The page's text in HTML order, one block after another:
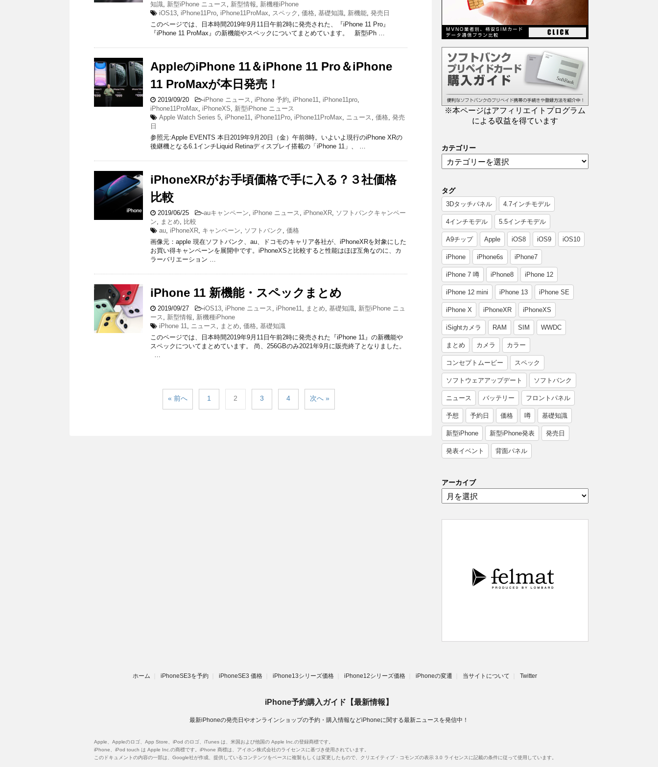
知識, 新型iPhone ニュース , 新型情報, 新機種iPhone
iOS13, iPhone11Pro, iPhone11ProMax, スペック , 価格, 基礎知識, 新機能, 発売日
このページでは、日本時間2019年9月11日午前2時に発売された、『iPhone 11 Pro』
『iPhone 11 ProMax』の新機能やスペックについてまとめています。 新型iPh …
AppleのiPhone 11＆iPhone 11 Pro＆iPhone
11 ProMaxが本日発売！
2019/09/20 -iPhone ニュース , iPhone 予約, iPhone11, iPhone11pro,
iPhone11ProMax, iPhoneXS, 新型iPhone ニュース
Apple Watch Series 5, iPhone11, iPhone11Pro, iPhone11ProMax, ニュース , 価格, 発売
日
参照元:Apple EVENTS 本日2019年9月20日（金）午前8時。いよいよ現行のiPhone XRの
後継機となる6.1インチLiquid Retinaディスプレイ搭載の「iPhone 11」、 …
iPhoneXRがお手頃価格で手に入る？３社価格
比較
2019/06/25 -auキャンペーン, iPhone ニュース , iPhoneXR, ソフトバンクキャンペー
ン, まとめ, 比較
au, iPhoneXR, キャンペーン, ソフトバンク , 価格
画像元：apple 現在ソフトバンク、au、ドコモのキャリア各社が、iPhoneXRを対象にした
お買い得キャンペーンを展開中です。iPhoneXSと比較すると性能はほぼ互角なのに、カ
ラーバリエーション …
iPhone 11 新機能・スペックまとめ
2019/09/27 -iOS13, iPhone ニュース , iPhone11, まとめ, 基礎知識, 新型iPhone ニュ
ース , 新型情報, 新機種iPhone
iPhone 11, ニュース , まとめ, 価格, 基礎知識
このページでは、日本時間2019年9月11日午前2時に発売された『iPhone 11』の新機能や
スペックについてまとめています。 尚、256GBのみ2021年9月に販売終了となりました。
…
« 前へ 1 2 3 4 次へ »
※本ページはアフィリエイトプログラム
による収益を得ています
カテゴリー
タグ
3Dタッチパネル 4.7インチモデル
4インチモデル 5.5インチモデル
A9チップ Apple iOS8 iOS9 iOS10
iPhone iPhone6s iPhone7
iPhone 7 噂 iPhone8 iPhone 12
iPhone 12 mini iPhone 13 iPhone SE
iPhone X iPhoneXR iPhoneXS
iSightカメラ RAM SIM WWDC
まとめ カメラ カラー
コンセプトムービー スペック
ソフトウェアアップデート ソフトバンク
ニュース バッテリー フロントパネル
予想 予約日 価格 噂 基礎知識
新型iPhone 新型iPhone発表 発売日
発表イベント 背面パネル
アーカイブ
ホーム iPhoneSE3を予約 iPhoneSE3 価格 iPhone13シリーズ価格 iPhone12シリーズ価格 iPhoneの変遷 当サイトについて Twitter
iPhone予約購入ガイド【最新情報】
最新iPhoneの発売日やオンラインショップの予約・購入情報などiPhoneに関する最新ニュースを発信中！
Apple、Appleのロゴ、App Store、iPod のロゴ、iTunes は、米国および他国の Apple Inc.の登録商標です。
iPhone、iPod touch は Apple Inc.の商標です。iPhone 商標は、アイホン株式会社のライセンスに基づき使用されています。
このドキュメントの内容の一部は、Google社が作成、提供しているコンテンツをベースに複製もしくは変更したもので、クリエイティブ・コモンズの表示 3.0 ライセンスに記載の条件に従って使用しています。